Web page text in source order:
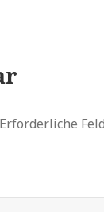
Erforderliche